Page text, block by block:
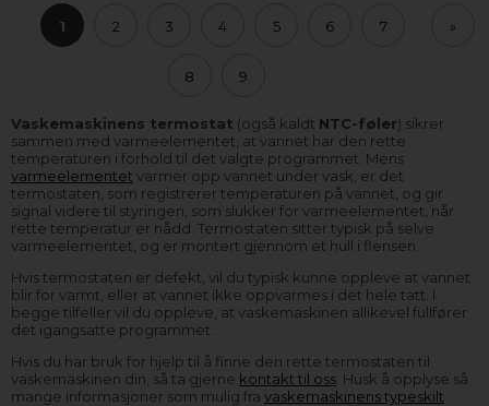
1 2 3 4 5 6 7
8 9
»
Vaskemaskinens termostat (også kaldt NTC-føler) sikrer
sammen med varmeelementet, at vannet har den rette
temperaturen i forhold til det valgte programmet. Mens
varmeelementet varmer opp vannet under vask, er det
termostaten, som registrerer temperaturen på vannet, og gir
signal videre til styringen, som slukker for varmeelementet, når
rette temperatur er nådd. Termostaten sitter typisk på selve
varmeelementet, og er montert gjennom et hull i flensen.
Hvis termostaten er defekt, vil du typisk kunne oppleve at vannet
blir for varmt, eller at vannet ikke oppvarmes i det hele tatt. I
begge tilfeller vil du oppleve, at vaskemaskinen allikevel fullfører
det igangsatte programmet.
Hvis du har bruk for hjelp til å finne den rette termostaten til
vaskemaskinen din, så ta gjerne kontakt til oss . Husk å opplyse så
mange informasjoner som mulig fra vaskemaskinens typeskilt